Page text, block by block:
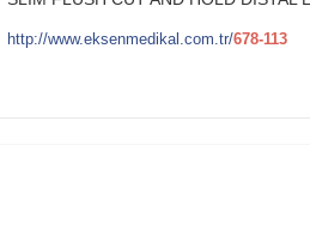
http://www.eksenmedikal.com.tr/678-113